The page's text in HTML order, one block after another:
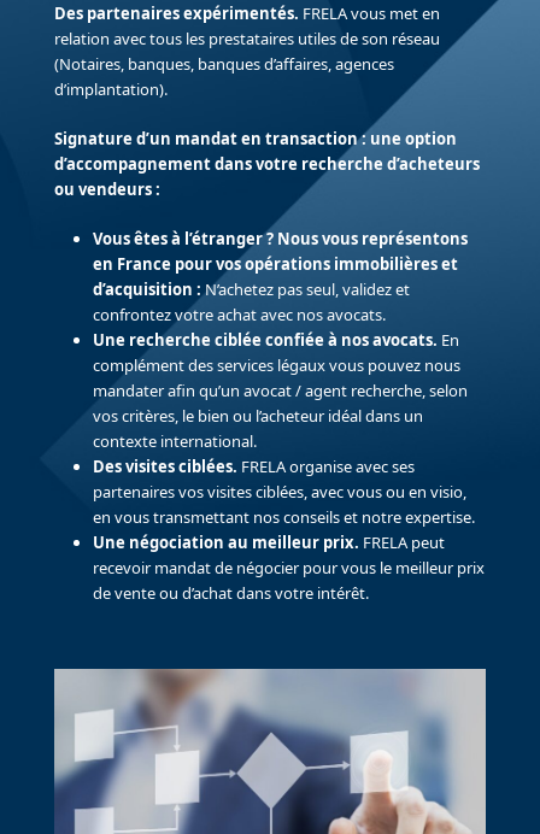
Des partenaires expérimentés. FRELA vous met en
relation avec tous les prestataires utiles de son réseau
(Notaires, banques, banques d’affaires, agences
d’implantation).
Signature d’un mandat en transaction : une option
d’accompagnement dans votre recherche d’acheteurs
ou vendeurs :
Vous êtes à l’étranger ? Nous vous représentons
en France pour vos opérations immobilières et
d’acquisition :N’achetez pas seul, validez et
confrontez votre achat avec nos avocats.
Une recherche ciblée confiée à nos avocats. En
complément des services légaux vous pouvez nous
mandater afin qu’un avocat / agent recherche, selon
vos critères, le bien ou l’acheteur idéal dans un
contexte international.
Des visites ciblées. FRELA organise avec ses
partenaires vos visites ciblées, avec vous ou en visio,
en vous transmettant nos conseils et notre expertise.
Une négociation au meilleur prix. FRELA peut
recevoir mandat de négocier pour vous le meilleur prix
de vente ou d’achat dans votre intérêt.